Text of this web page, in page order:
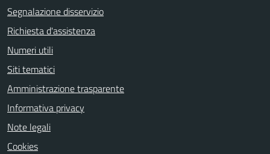
Segnalazione disservizio
Richiesta d'assistenza
Numeri utili
Siti tematici
Amministrazione trasparente
Informativa privacy
Note legali
Cookies